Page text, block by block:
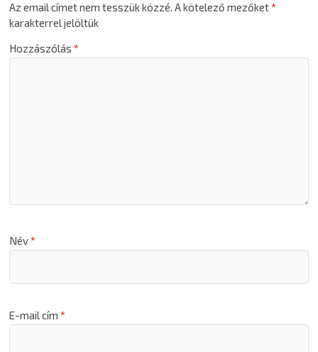
Az email címet nem tesszük közzé. A kötelező mezőket*
karakterrel jelöltük
Hozzászólás*
Név*
E-mail cím*